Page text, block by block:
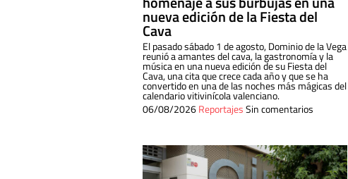
nueva edición de la Fiesta del
Cava
El pasado sábado 1 de agosto, Dominio de la Vega
reunió a amantes del cava, la gastronomía y la
música en una nueva edición de su Fiesta del
Cava, una cita que crece cada año y que se ha
convertido en una de las noches más mágicas del
calendario vitivinícola valenciano.
06/08/2026ReportajesSin comentarios